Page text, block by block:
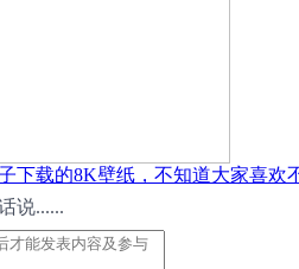
下载的8K壁纸，不知道大家喜欢
说......